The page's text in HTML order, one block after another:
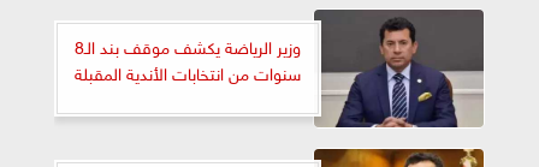
وزير الرياضة يكشف موقف بند الـ8
سنوات من انتخابات الأندية المقبلة